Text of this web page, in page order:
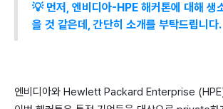
💡 먼저, 엔비디아-HPE 해커톤에 대해 생
을 것 같은데, 간단히 소개를 부탁드립니다.
엔비디아와 Hewlett Packard Enterprise